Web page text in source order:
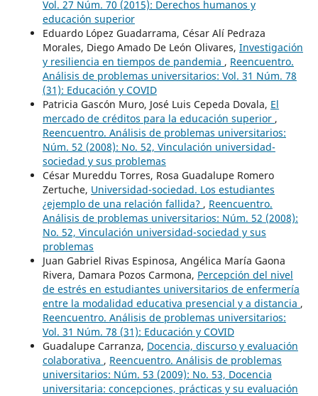
Vol. 27 Núm. 70 (2015): Derechos humanos y
educación superior
Eduardo López Guadarrama, César Alí Pedraza
Morales, Diego Amado De León Olivares, Investigación
y resiliencia en tiempos de pandemia , Reencuentro.
Análisis de problemas universitarios: Vol. 31 Núm. 78
(31): Educación y COVID
Patricia Gascón Muro, José Luis Cepeda Dovala, El
mercado de créditos para la educación superior ,
Reencuentro. Análisis de problemas universitarios:
Núm. 52 (2008): No. 52, Vinculación universidad-
sociedad y sus problemas
César Mureddu Torres, Rosa Guadalupe Romero
Zertuche, Universidad-sociedad. Los estudiantes
¿ejemplo de una relación fallida? , Reencuentro.
Análisis de problemas universitarios: Núm. 52 (2008):
No. 52, Vinculación universidad-sociedad y sus
problemas
Juan Gabriel Rivas Espinosa, Angélica María Gaona
Rivera, Damara Pozos Carmona, Percepción del nivel
de estrés en estudiantes universitarios de enfermería
entre la modalidad educativa presencial y a distancia ,
Reencuentro. Análisis de problemas universitarios:
Vol. 31 Núm. 78 (31): Educación y COVID
Guadalupe Carranza, Docencia, discurso y evaluación
colaborativa , Reencuentro. Análisis de problemas
universitarios: Núm. 53 (2009): No. 53, Docencia
universitaria: concepciones, prácticas y su evaluación